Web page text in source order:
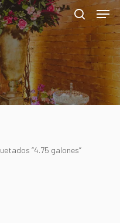
search
Menu
“4.75 galones”
Close
Filters
Menu